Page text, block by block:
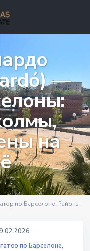
—
на
по Барселоне, Районы
по Барселоне,